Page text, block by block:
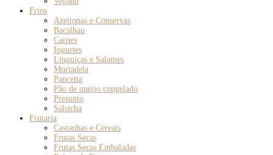
Frios
Azeitonas e Conservas
Bacalhau
Carnes
Iogurtes
Linguiças e Salames
Mortadela
Pancetta
Pão de queijo congelado
Presunto
Salsicha
Frutaria
Castanhas e Cereais
Frutas Secas
Frutas Secas Embaladas